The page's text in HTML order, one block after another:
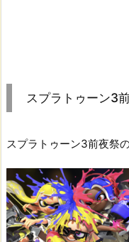
スプラトゥーン3
スプラトゥーン3前夜祭